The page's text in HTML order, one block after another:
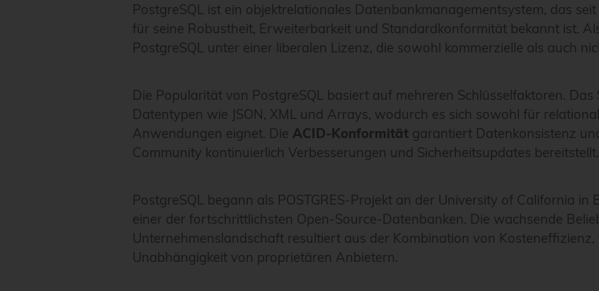
PostgreSQL ist ein objektrelationales Datenbankmanagementsystem, das
für seine Robustheit, Erweiterbarkeit und Standardkonformität bekannt ist.
PostgreSQL unter einer liberalen Lizenz, die sowohl kommerzielle als auch
Die Popularität von PostgreSQL basiert auf mehreren Schlüsselfaktoren.
Datentypen wie JSON, XML und Arrays, wodurch es sich sowohl für
Anwendungen eignet. Die ACID-Konformitätgarantiert Datenkonsistenz
Community kontinuierlich Verbesserungen und Sicherheitsupdates bereitstellt.
PostgreSQL begann als POSTGRES-Projekt an der University of California in
einer der fortschrittlichsten Open-Source-Datenbanken. Die wachsende
Unternehmenslandschaft resultiert aus der Kombination von
Unabhängigkeit von proprietären Anbietern.